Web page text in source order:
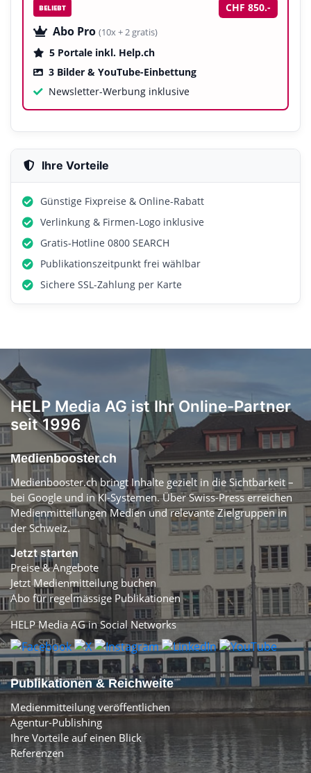
BELIEBT CHF 850.-
Abo Pro (10x + 2 gratis)
5 Portale inkl. Help.ch
3 Bilder & YouTube-Einbettung
Newsletter-Werbung inklusive
Ihre Vorteile
Günstige Fixpreise & Online-Rabatt
Verlinkung & Firmen-Logo inklusive
Gratis-Hotline 0800 SEARCH
Publikationszeitpunkt frei wählbar
Sichere SSL-Zahlung per Karte
HELP Media AG ist Ihr Online-Partner
seit 1996
Medienbooster.ch
Medienbooster.ch bringt Inhalte gezielt in die Sichtbarkeit –
bei Google und in KI-Systemen. Über Swiss-Press erreichen
Medienmitteilungen Medien und relevante Zielgruppen in
der Schweiz.
Jetzt starten
Preise & Angebote
Jetzt Medienmitteilung buchen
Abo für regelmässige Publikationen
HELP Media AG in Social Networks
Publikationen & Reichweite
Medienmitteilung veröffentlichen
Agentur-Publishing
Ihre Vorteile auf einen Blick
Referenzen